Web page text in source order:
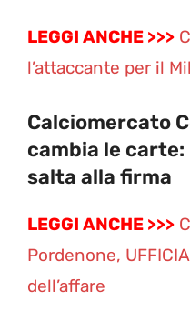
LEGGI ANCHE >>>
l’attaccante per il
Calciomercato
cambia le
salta alla firma
LEGGI ANCHE >>>
Pordenone,
dell’affare